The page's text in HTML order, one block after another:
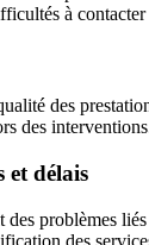
à
des
des
et délais
problèmes
des